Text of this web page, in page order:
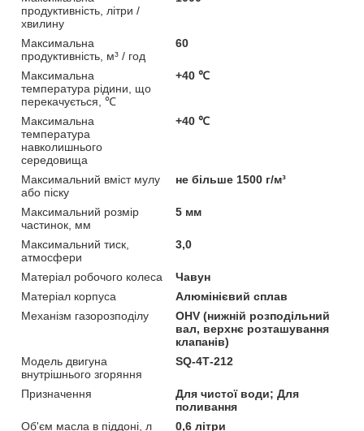
продуктивність, літри /
хвилину
Максимальна
продуктивність, м³ / год
60
Максимальна
температура рідини, що
перекачується, ℃
+40 ℃
Максимальна
температура
навколишнього
середовища
+40 ℃
Максимальний вміст мулу
або піску
не більше 1500 г/м³
Максимальний розмір
частинок, мм
5 мм
Максимальний тиск,
атмосфери
3,0
Матеріал робочого колеса
Чавун
Матеріал корпуса
Алюмінієвий сплав
Механізм газорозподілу
OHV (нижній розподільний
вал, верхнє розташування
клапанів)
Модель двигуна
внутрішнього згоряння
SQ-4Т-212
Призначення
Для чистої води; Для
поливання
Об'єм масла в піддоні, л
0,6 літри